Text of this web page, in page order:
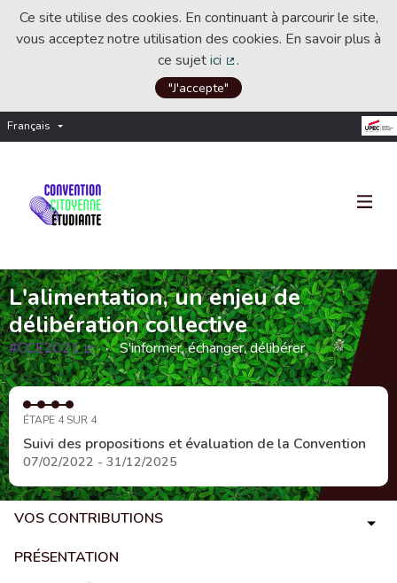
Ce site utilise des cookies. En continuant à parcourir le site,
vous acceptez notre utilisation des cookies. En savoir plus à
ce sujetici
(Lien externe)
.
"J'accepte"
Français Choisir la langue
L'alimentation, un enjeu de
délibération collective
#CCE2021
(Lien externe)
S'informer, échanger, délibérer
ÉTAPE 4 SUR 4
Suivi des propositions et évaluation de la Convention
07/02/2022 - 31/12/2025
VOS CONTRIBUTIONS
PRÉSENTATION